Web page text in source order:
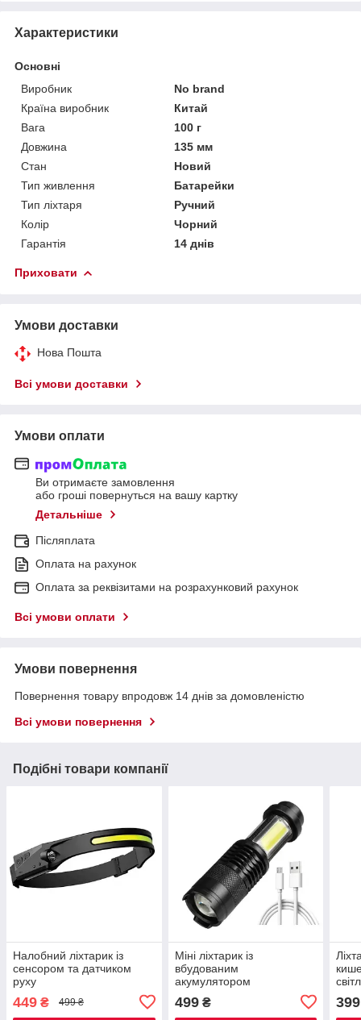
Характеристики
Основні
Виробник
No brand
Країна виробник
Китай
Вага
100 г
Довжина
135 мм
Стан
Новий
Тип живлення
Батарейки
Тип ліхтаря
Ручний
Колір
Чорний
Гарантія
14 днів
Приховати
Умови доставки
Нова Пошта
Всі умови доставки
Умови оплати
Ви отримаєте замовлення
або гроші повернуться на вашу картку
Детальніше
Післяплата
Оплата на рахунок
Оплата за реквізитами на розрахунковий рахунок
Всі умови оплати
Умови повернення
Повернення товару впродовж 14 днів за домовленістю
Всі умови повернення
Подібні товари компанії
Налобний ліхтарик із
сенсором та датчиком
руху
449 ₴ 499 ₴
Міні ліхтарик із
вбудованим
акумулятором
499₴ 399